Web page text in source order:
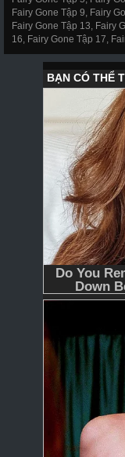
Fairy Gone Tập 9, Fairy
Fairy Gone Tập 13, Fairy
16, Fairy Gone Tập 17,